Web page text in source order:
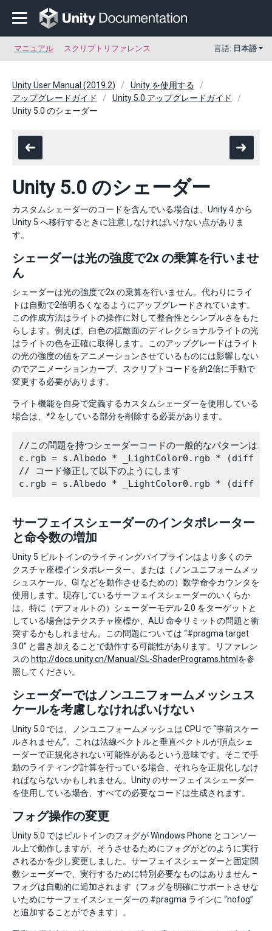
マニュアル スクリプトリファレンス 言語: 日本語
Unity User Manual (2019.2)
Unity を使用する
アップグレードガイド
Unity 5.0 アップグレードガイド
Unity 5.0 のシェーダー
Unity 5.0 のシェーダー
カスタムシェーダーのコードを含んでいる場合は、Unity 4 から
Unity 5 へ移行するときに注意しなければいけない点がありま
す。
シェーダーは光の強度で2x の乗算を行いませ
ん
シェーダーは光の強度で2x の乗算を行いません。代わりにライ
トは自動で2倍明るくなるようにアップグレードされています。
この作成方法はライトの操作に対して整合性とシンプルさをもた
らします。例えば、白色の拡散面のディレクショナルライトの光
はライトの色を正確に取得します。このアップグレードはライト
の光の強度の値をアニメーションさせているものには影響しない
のでアニメーションカーブ、スクリプトコードを約2倍に手動で
変更する必要があります。
ライト機能を自身で定義するカスタムシェーダーを使用している
場合は、*2 をしている部分を削除する必要があります。
//この問題を持つシェーダーコードの一般的なパターンは
c.rgb = s.Albedo * _LightColor0.rgb * (diff
// コード修正して以下のようにします
サーフェイスシェーダーのインタポレーター
と命令数の増加
Unity 5 ビルトインのライティングパイプラインはより多くのテ
クスチャ座標インタポレーター、または（ノンユニフォームメッ
シュスケール、GI などを動作させるための）数学命令カウンタを
使用します。現存しているサーフェイスシェーダーのいくらか
は、特に（デフォルトの）シェーダーモデル 2.0 をターゲットと
している場合はテクスチャ座標か、ALU 命令リミットの問題と衝
突するかもしれません。この問題については “#pragma target
3.0” と書き加えることで動作する可能性があります。リファレン
スの http://docs.unity.cn/Manual/SL-ShaderPrograms.html を参
照してください。
シェーダーではノンユニフォームメッシュス
ケールを考慮しなければいけない
Unity 5.0 では、ノンユニフォームメッシュは CPU で “事前スケー
ルされません”。これは法線ベクトルと垂直ベクトルが頂点シェ
ーダーで正規化されない可能性があるという意味です。そこで手
動のライティング計算を行っている場合、それらを正規化しなけ
ればならないかもしれません。Unity のサーフェイスシェーダー
を使用している場合、すべての必要なコードは生成されます。
フォグ操作の変更
Unity 5.0 ではビルトインのフォグが Windows Phone とコンソー
ル上で動作しますが、そうさせるためにフォグがどのように実行
されるかを少し変更しました。サーフェイスシェーダーと固定関
数シェーダーで、実行するために特別必要なものはありません –
フォグは自動的に追加されます（フォグを明確にサポートさせな
いためにサーフェイスシェーダーの #pragma ラインに “nofog”
と追加することができます）。